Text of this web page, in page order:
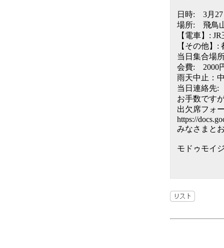
日時: 3月27
場所: 飛鳥
【電車】:
【その他】
当日集合場
会費: 2000
雨天中止：
当日連絡先:
お手数です
出欠席フォ
https://
みなさまと
モドゥモイ